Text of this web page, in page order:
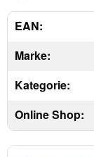
EAN:
Marke:
Kategorie:
Online Shop: